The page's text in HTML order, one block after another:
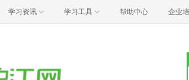
学习资讯 学习工具 帮助中心 企业